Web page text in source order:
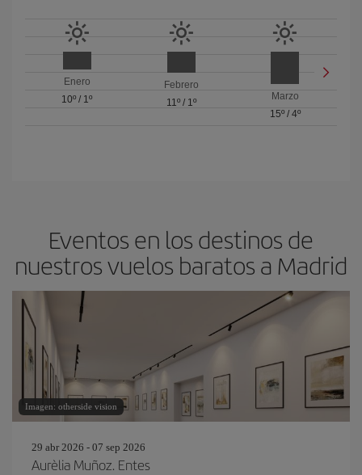
Enero
10º / 1º
Febrero
11º/ 1º
Marzo
15º/ 4º
Eventos en los destinos de
nuestros vuelos baratos a Madrid
Imagen: otherside vision
29 abr 2026 - 07 sep 2026
Aurèlia Muñoz. Entes